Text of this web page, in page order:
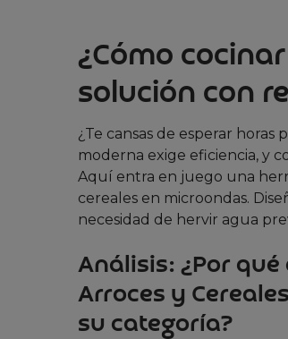
¿Cómo
solución con
¿Te cansas de esperar
moderna exige eficiencia, y
Aquí entra en juego una
cereales en microondas.
necesidad de hervir agua
Análisis: ¿Por
Arroces y
su categoría?